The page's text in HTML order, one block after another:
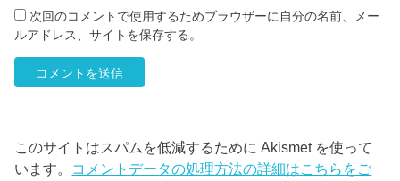
次回のコメントで使用するためブラウザーに自分の名前、メー
ルアドレス、サイトを保存する。
このサイトはスパムを低減するために Akismet を使って
います。 コメントデータの処理方法の詳細はこちらをご